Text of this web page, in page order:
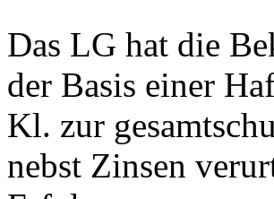
Das LG hat die
der Basis einer
Kl. zur
nebst Zinsen